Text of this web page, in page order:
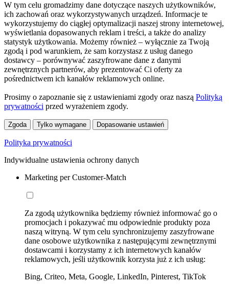
W tym celu gromadzimy dane dotyczące naszych użytkowników,
ich zachowań oraz wykorzystywanych urządzeń. Informacje te
wykorzystujemy do ciągłej optymalizacji naszej strony internetowej,
wyświetlania dopasowanych reklam i treści, a także do analizy
statystyk użytkowania. Możemy również – wyłącznie za Twoją
zgodą i pod warunkiem, że sam korzystasz z usług danego
dostawcy – porównywać zaszyfrowane dane z danymi
zewnętrznych partnerów, aby prezentować Ci oferty za
pośrednictwem ich kanałów reklamowych online.
Prosimy o zapoznanie się z ustawieniami zgody oraz naszą Polityką
prywatności przed wyrażeniem zgody.
Zgoda Tylko wymagane Dopasowanie ustawień
Polityka prywatności
Indywidualne ustawienia ochrony danych
Marketing per Customer-Match
Za zgodą użytkownika będziemy również informować go o
promocjach i pokazywać mu odpowiednie produkty poza
naszą witryną. W tym celu synchronizujemy zaszyfrowane
dane osobowe użytkownika z następującymi zewnętrznymi
dostawcami i korzystamy z ich internetowych kanałów
reklamowych, jeśli użytkownik korzysta już z ich usług:
Bing, Criteo, Meta, Google, LinkedIn, Pinterest, TikTok